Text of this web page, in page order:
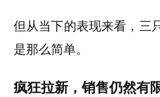
但从当下的表现来看，三
是那么简单。
疯狂拉新，销售仍然有